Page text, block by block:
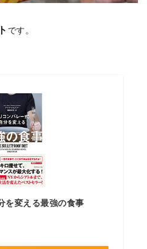
です。
を変える最強の食事